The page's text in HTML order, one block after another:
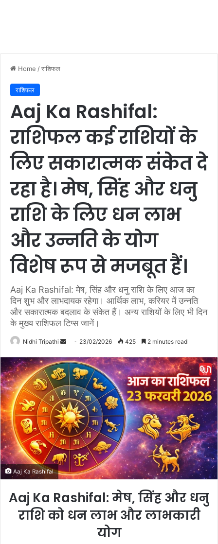
Home /राशिफल
राशिफल
Aaj Ka Rashifal:
राशिफल कई राशियों के
लिए सकारात्मक संकेत दे
रहा है। मेष, सिंह और धनु
राशि के लिए धन लाभ
और उन्नति के योग
विशेष रूप से मजबूत हैं।
Aaj Ka Rashifal: मेष, सिंह और धनु राशि के लिए आज का
दिन शुभ और लाभदायक रहेगा। आर्थिक लाभ, करियर में उन्नति
और सकारात्मक बदलाव के संकेत हैं। अन्य राशियों के लिए भी दिन
के मुख्य राशिफल टिप्स जानें।
Nidhi Tripathi
n
d
a
n
e
m
a
i
l
23/02/2026 425 2 minutes read
Aaj Ka Rashifal
Aaj Ka Rashifal: मेष, सिंह और धनु
राशि को धन लाभ और लाभकारी
योग